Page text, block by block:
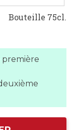
Bouteille 75cl.